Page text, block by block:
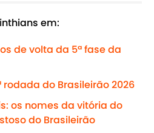
em:
de volta da 5ª fase da
rodada do Brasileirão 2026
os nomes da vitória do
do Brasileirão